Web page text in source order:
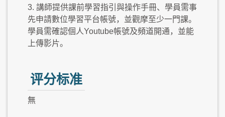
3. 講師提供課前學習指引與操作手冊、學員需事
先申請數位學習平台帳號，並觀摩至少一門課。
學員需確認個人Youtube帳號及頻道開通，並能
上傳影片。
评分标准
無